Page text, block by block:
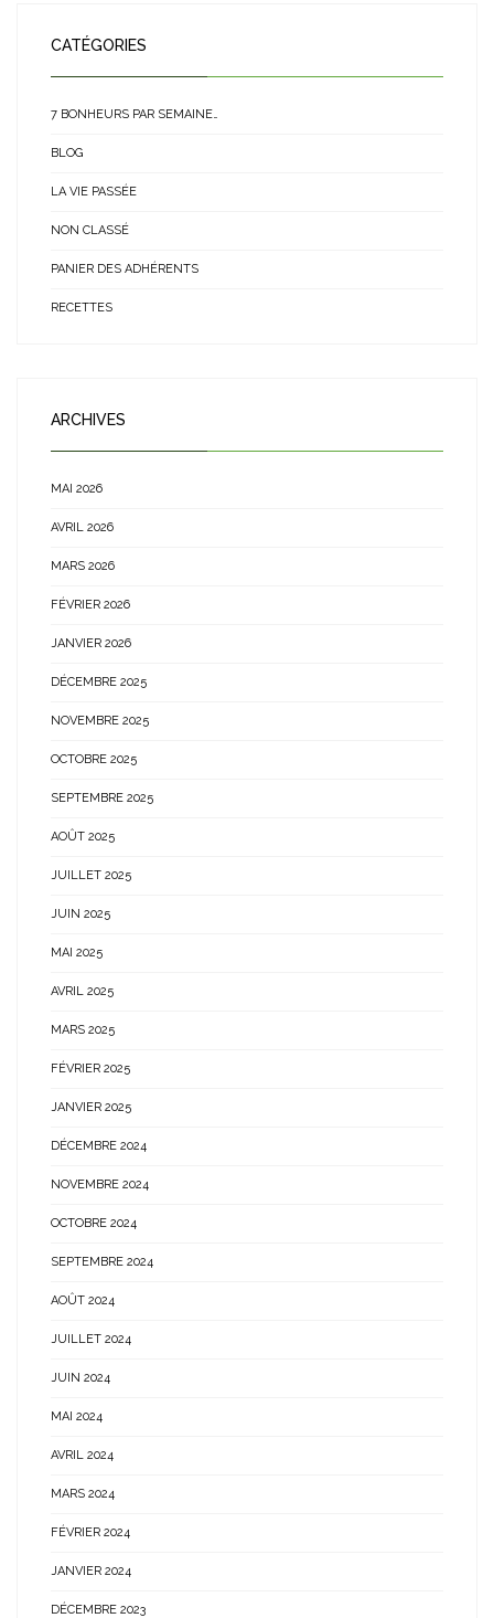
CATÉGORIES
7 BONHEURS PAR SEMAINE…
BLOG
LA VIE PASSÉE
NON CLASSÉ
PANIER DES ADHÉRENTS
RECETTES
ARCHIVES
MAI 2026
AVRIL 2026
MARS 2026
FÉVRIER 2026
JANVIER 2026
DÉCEMBRE 2025
NOVEMBRE 2025
OCTOBRE 2025
SEPTEMBRE 2025
AOÛT 2025
JUILLET 2025
JUIN 2025
MAI 2025
AVRIL 2025
MARS 2025
FÉVRIER 2025
JANVIER 2025
DÉCEMBRE 2024
NOVEMBRE 2024
OCTOBRE 2024
SEPTEMBRE 2024
AOÛT 2024
JUILLET 2024
JUIN 2024
MAI 2024
AVRIL 2024
MARS 2024
FÉVRIER 2024
JANVIER 2024
DÉCEMBRE 2023